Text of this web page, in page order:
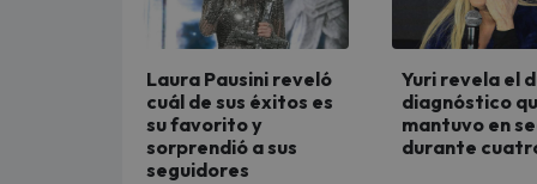
Laura Pausini reveló
cuál de sus éxitos es
su favorito y
sorprendió a sus
seguidores
Yuri revela el
diagnóstico
mantuvo en
durante